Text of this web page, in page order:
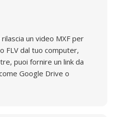
un video MXF per
FLV dal tuo computer,
puoi fornire un link da
Google Drive o